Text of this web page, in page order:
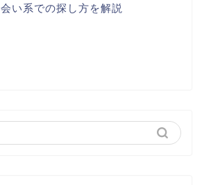
会い系での探し方を解説